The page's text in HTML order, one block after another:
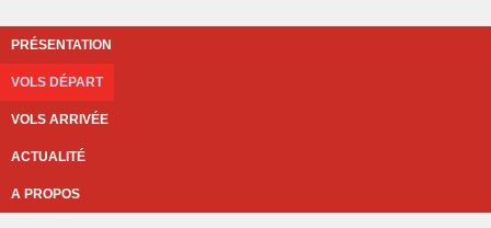
PRÉSENTATION
VOLS DÉPART
VOLS ARRIVÉE
ACTUALITÉ
A PROPOS